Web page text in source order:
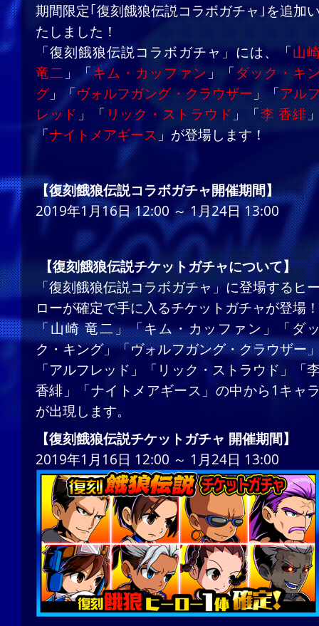
期間限定｢復刻餓狼伝説コラボガチャ｣を追加
たしました！
「復刻餓狼伝説コラボガチャ」には、「山
竜二 」「キム・カッファン」「 ダック・キ
グ」「ヴォルフガング・クラウザー」「アル
レッド 」「 リック・ストラウド」「李 香緋
「ナイトメアギース」が登場します！
【復刻餓狼伝説コラボガチャ開催期間】
2019年1月16日 12:00 ～ 1月24日 13:00
【復刻餓狼伝説チケットガチャについて】
「復刻餓狼伝説コラボガチャ」に登場するヒ
ローが確定で手に入るチケットガチャが登場！
「山崎 竜二」「キム・カッファン」「ダ
ク・キング」「ヴォルフガング・クラウザー
「アルフレッド」「リック・ストラウド」「
香緋」「ナイトメアギース」の中から1キャ
が出現します。
【復刻餓狼伝説チケットガチャ 開催期間】
2019年1月16日 12:00 ～ 1月24日 13:00